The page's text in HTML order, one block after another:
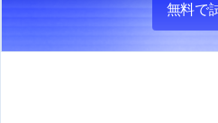
無料で